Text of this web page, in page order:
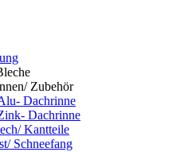
Zubehör
Dachrinne
Dachrinne
Kantteile
Schneefang